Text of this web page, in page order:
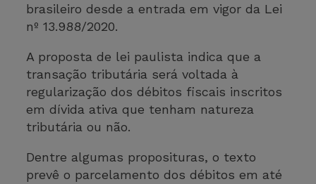
brasileiro desde a entrada em vigor da Lei
nº 13.988/2020.
A proposta de lei paulista indica que a
transação tributária será voltada à
regularização dos débitos fiscais inscritos
em dívida ativa que tenham natureza
tributária ou não.
Dentre algumas proposituras, o texto
prevê o parcelamento dos débitos em até